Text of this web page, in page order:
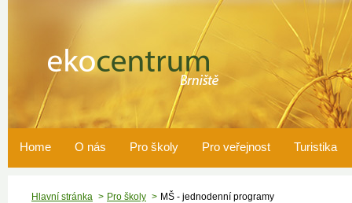
Home O nás Pro školy Pro veřejnost Turistika
Hlavní stránka Pro školy MŠ - jednodenní programy